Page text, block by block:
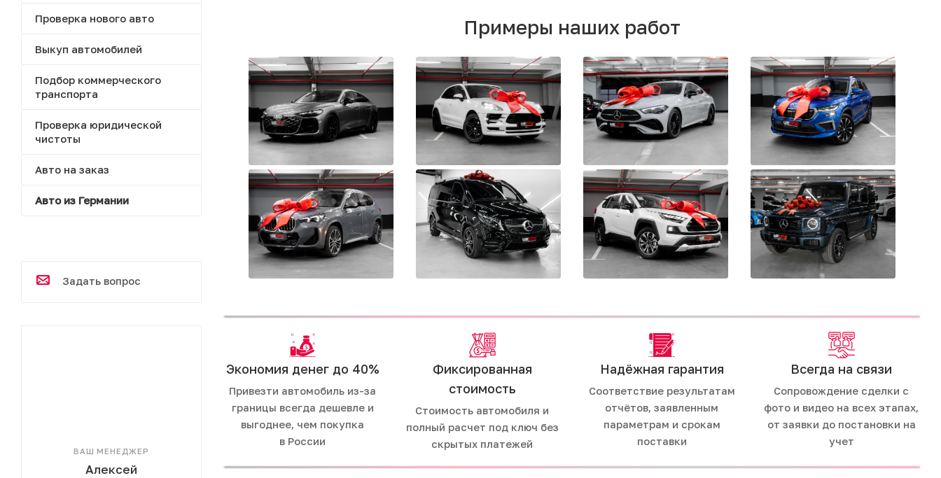
Примеры наших работ
Экономия денег до 40%
Привезти автомобиль из-за
границы всегда дешевле и
выгоднее, чем покупка
в России
Фиксированная
стоимость
Стоимость автомобиля и
полный расчет под ключ без
скрытых платежей
Надёжная гарантия
Соответствие результатам
отчётов, заявленным
параметрам и срокам
поставки
Всегда на связи
Сопровождение сделки с
фото и видео на всех этапах,
от заявки до постановки на
учет
Проверка нового авто
Выкуп автомобилей
Подбор коммерческого
транспорта
Проверка юридической
чистоты
Авто на заказ
Авто из Германии
Задать вопрос
ВАШ МЕНЕДЖЕР
Алексей